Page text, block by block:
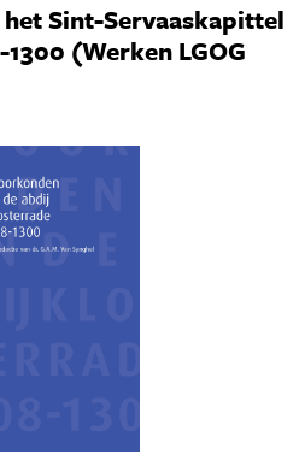
Sint-Servaaskapittel
(Werken LGOG